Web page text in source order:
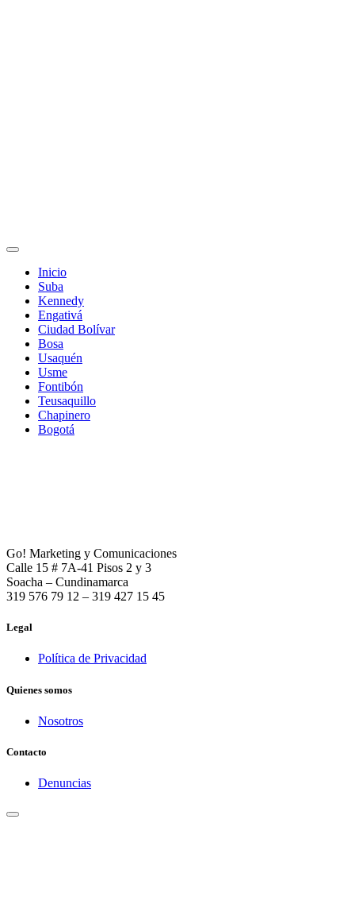
Inicio
Suba
Kennedy
Engativá
Ciudad Bolívar
Bosa
Usaquén
Usme
Fontibón
Teusaquillo
Chapinero
Bogotá
Go! Marketing y Comunicaciones
Calle 15 # 7A-41 Pisos 2 y 3
Soacha – Cundinamarca
319 576 79 12 – 319 427 15 45
Legal
Política de Privacidad
Quienes somos
Nosotros
Contacto
Denuncias